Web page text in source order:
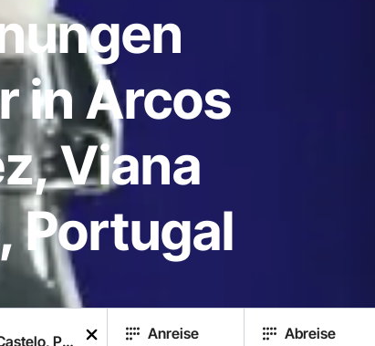
in Arcos
Viana
Portugal
Anreise Abreise